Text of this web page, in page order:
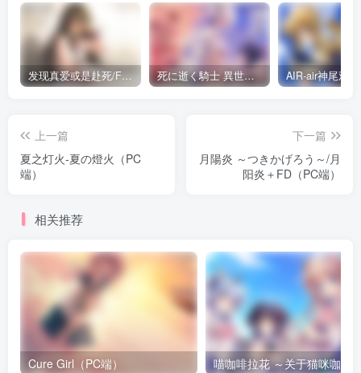
发现真爱或是赴死/Find Love or Die Trying（PC端） 死に逝く騎士 異世界に響く断末魔 /死馆2（安卓直装＋KRKR＋PC端）
上一篇
夏之灯火-夏の燈火（PC
端）
下一篇
月陽炎 ～つきかげろう～/月
阳炎＋FD（PC端）
相关推荐
Cure Girl（PC端）